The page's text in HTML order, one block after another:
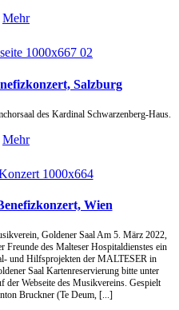
Mehr
Salzburg
des Kardinal Schwarzenberg-Haus.
Mehr
Wien
Goldener Saal Am 5. März 2022,
Freunde des Malteser Hospitaldienstes ein
und Hilfsprojekten der MALTESER in
Saal Kartenreservierung bitte unter
der Webseite des Musikvereins. Gespielt
Bruckner (Te Deum, [...]